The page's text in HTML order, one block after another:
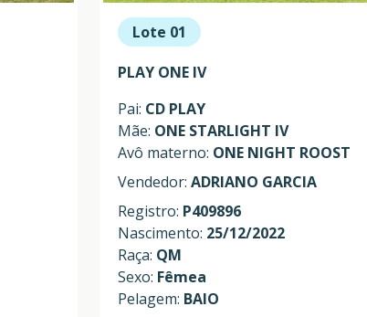
Lote 01
PLAY ONE IV
Pai: CD PLAY
Mãe: ONE STARLIGHT IV
Avô materno: ONE NIGHT ROOST
Vendedor: ADRIANO GARCIA
Registro: P409896
Nascimento: 25/12/2022
Raça: QM
Sexo: Fêmea
Pelagem: BAIO